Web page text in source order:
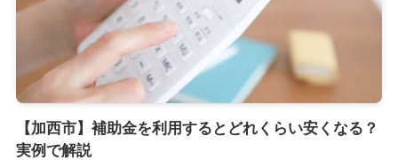
【加西市】補助金を利用するとどれくらい安くなる？
実例で解説